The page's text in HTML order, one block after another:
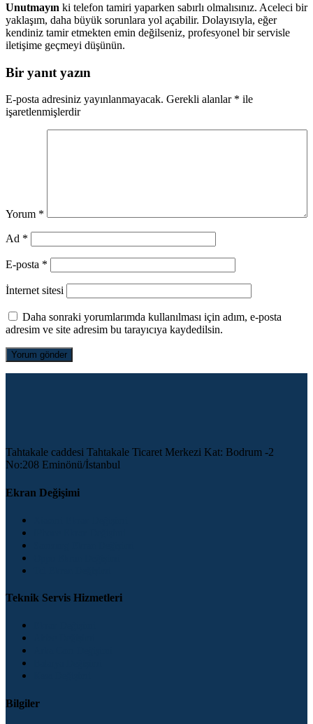
Unutmayın ki telefon tamiri yaparken sabırlı olmalısınız. Aceleci bir
yaklaşım, daha büyük sorunlara yol açabilir. Dolayısıyla, eğer
kendiniz tamir etmekten emin değilseniz, profesyonel bir servisle
iletişime geçmeyi düşünün.
Bir yanıt yazın
E-posta adresiniz yayınlanmayacak. Gerekli alanlar * ile
işaretlenmişlerdir
Yorum *
Ad *
E-posta *
İnternet sitesi
Daha sonraki yorumlarımda kullanılması için adım, e-posta
adresim ve site adresim bu tarayıcıya kaydedilsin.
Tahtakale caddesi Tahtakale Ticaret Merkezi Kat: Bodrum -2
No:208 Eminönü/İstanbul
Ekran Değişimi
Teknik Servis Hizmetleri
Bilgiler